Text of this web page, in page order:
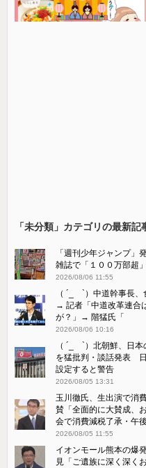
「未分類」カテゴリの最新記
「週刊少年ジャンプ」
雑誌で「１００万部超
2026/08/06 11:55
（ ´_ゝ`）中道幹事長
→ 記者「中道改革連合
が？」→ 階猛氏「
2026/08/06 10:16
（ ´_ゝ`）北朝鮮、日
を猛批判・談話発表
設定すると警告
2026/08/05 13:31
玉川徹氏、生出演で消
賛「全面的に大賛成、
会で消費減税了承・午
2026/08/05 11:55
イオンモール熊本の爆
見「ご遺族に深く深く